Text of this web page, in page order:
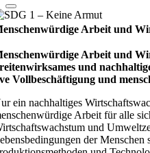
Arbeit und
Arbeit und
und
Vollbe­schäf­ti­gung und
ein nachhaltiges
Arbeit für alle
und
der Menschen